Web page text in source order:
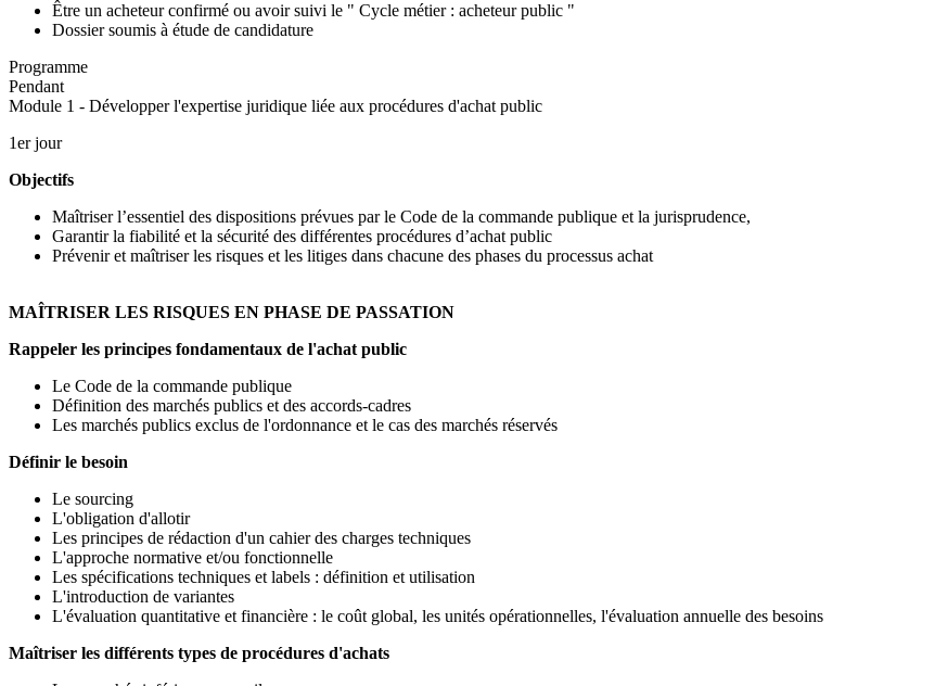
Être un acheteur confirmé ou avoir suivi le " Cycle métier : acheteur public "
Dossier soumis à étude de candidature
Programme
Pendant
Module 1 - Développer l'expertise juridique liée aux procédures d'achat public
1er jour
Objectifs
Maîtriser l’essentiel des dispositions prévues par le Code de la commande publique et la jurisprudence,
Garantir la fiabilité et la sécurité des différentes procédures d’achat public
Prévenir et maîtriser les risques et les litiges dans chacune des phases du processus achat
MAÎTRISER LES RISQUES EN PHASE DE PASSATION
Rappeler les principes fondamentaux de l'achat public
Le Code de la commande publique
Définition des marchés publics et des accords-cadres
Les marchés publics exclus de l'ordonnance et le cas des marchés réservés
Définir le besoin
Le sourcing
L'obligation d'allotir
Les principes de rédaction d'un cahier des charges techniques
L'approche normative et/ou fonctionnelle
Les spécifications techniques et labels : définition et utilisation
L'introduction de variantes
L'évaluation quantitative et financière : le coût global, les unités opérationnelles, l'évaluation annuelle des besoins
Maîtriser les différents types de procédures d'achats